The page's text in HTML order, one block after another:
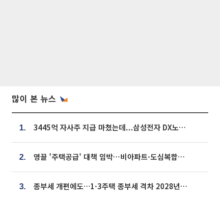
많이 본 뉴스
1. 3445억 자사주 지급 마쳤는데...삼성전자 DX노조, 뒤늦은 '떼쓰기 집회'
2. 영끌 '주택공급' 대책 임박⋯비아파트·도심복합까지 총동원
3. 종부세 개편에도…1·3주택 종부세 격차 2028년부터 확대